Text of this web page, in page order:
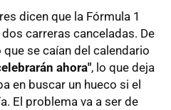
dicen que la Fórmula 1
carreras canceladas. De
se caían del calendario
ahora", lo que deja
en buscar un hueco si el
El problema va a ser de